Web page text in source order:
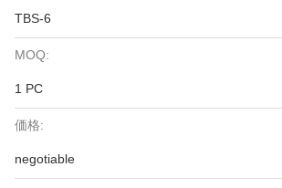
TBS-6
MOQ:
1 PC
価格:
negotiable